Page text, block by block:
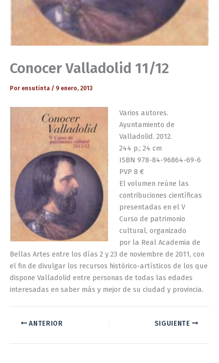
Conocer Valladolid 11/12
Por ensutinta / 9 enero, 2013
Varios autores.
Ayuntamiento de
Valladolid. 2012.
244 p.; 24 cm
ISBN 978-84-96864-69-6
PVP 8 €
El volumen reúne las
contribuciones científicas
presentadas en el V
Curso de patrimonio
cultural, organizado
por la Real Academia de
Bellas Artes entre los días 2 y 23 de noviembre de 2011, con
el fin de divulgar los recursos histórico-artísticos de los que
dispone Valladolid entre personas de todas las edades
interesadas en saber más y mejor de su ciudad y provincia.
ANTERIOR SIGUIENTE